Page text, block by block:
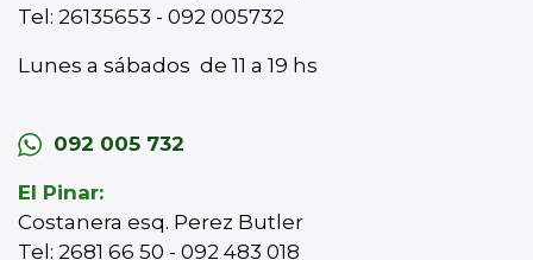
Tel: 26135653 - 092 005732
Lunes a sábados de 11 a 19 hs
092 005 732
El Pinar:
Costanera esq. Perez Butler
Tel: 2681 66 50 - 092 483 018